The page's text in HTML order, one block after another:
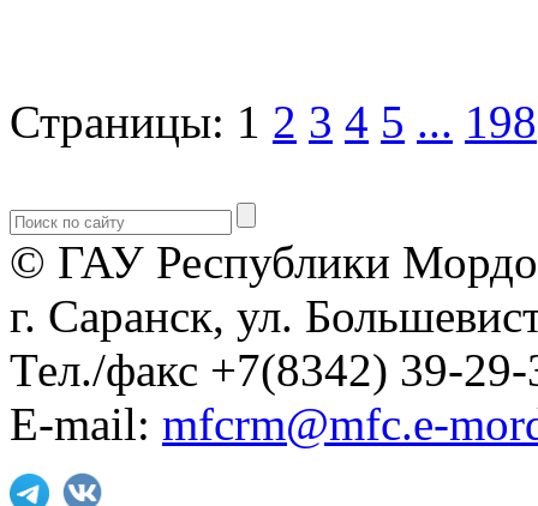
Страницы: 1 2 3 4 5 ... 198
© ГАУ Республики
г. Саранск, ул.
Тел./факс +7(8342) 39-29-
E-mail: mfcrm@mfc.e-